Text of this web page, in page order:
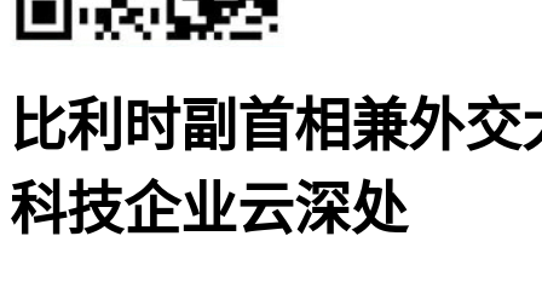
比利时副首相兼外
科技企业云深处